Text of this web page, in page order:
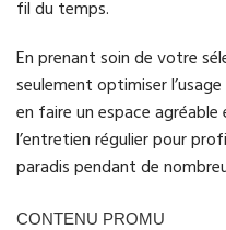
fil du temps.
En prenant soin de votre
seulement optimiser
en faire un espace agréable
l’entretien régulier pour
paradis pendant de